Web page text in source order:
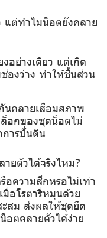
แต่ทำไมน็อตยังคลาย
อย่างเดียว แต่เกิด
องว่าง ทำให้ชิ้นส่วน
คลายเสื่อมสภาพ
อกของชุดน็อตไม่
การปั่นดิน
ยตัวได้จริงไหม?
อความสึกหรอไม่เท่า
อโรตารี่หมุนด้วย
ะสม ส่งผลให้ชุดยึด
อตคลายตัวได้ง่าย